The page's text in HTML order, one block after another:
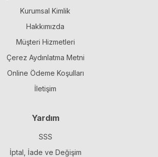
Kurumsal Kimlik
Hakkımızda
Müşteri Hizmetleri
Çerez Aydınlatma Metni
Online Ödeme Koşulları
İletişim
Yardım
SSS
İptal, İade ve Değişim